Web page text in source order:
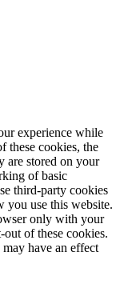
experience while
these cookies, the
are stored on your
of basic
third-party cookies
you use this website.
only with your
of these cookies.
have an effect